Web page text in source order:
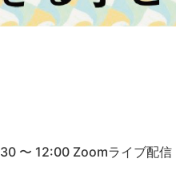
〜 12:00 Zoomライブ配信